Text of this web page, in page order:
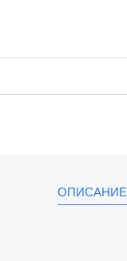
ОПИСАНИЕ